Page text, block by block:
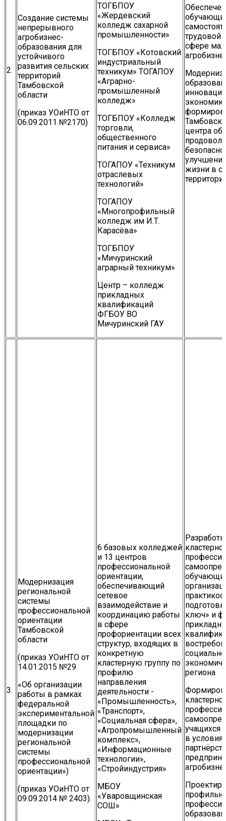
2.
Создание системы
непрерывного
агробизнес-
образования для
устойчивого
развития сельских
территорий
Тамбовской
области
(приказ УОиНТО от
06.09.2011 №2170)
ТОГБПОУ
«Жердевский
колледж сахарной
промышленности»
ТОГБПОУ «Котовский
индустриальный
техникум» ТОГАПОУ
«Аграрно-
промышленный
колледж»
ТОГБПОУ «Колледж
торговли,
общественного
питания и сервиса»
ТОГАПОУ «Техникум
отраслевых
технологий»
ТОГАПОУ
«Многопрофильный
колледж им И.Т.
Карасёва»
ТОГБПОУ
«Мичуринский
аграрный техникум»
Центр – колледж
прикладных
квалификаций
ФГБОУ ВО
Мичуринский ГАУ
трудовой
сфере
центра
жизни в
3.
Модернизация
региональной
системы
профессиональной
ориентации
Тамбовской
области
(приказ УОиНТО от
14.01.2015 №29
«Об организации
работы в рамках
федеральной
экспериментальной
площадки по
модернизации
региональной
системы
профессиональной
ориентации»)
(приказ УОиНТО от
09.09.2014 № 2403).
6 базовых колледжей
и 13 центров
профессиональной
ориентации,
обеспечивающий
сетевое
взаимодействие и
координацию работы
в сфере
профориентации всех
структур, входящих в
конкретную
кластерную группу по
профилю
направления
деятельности -
«Промышленность»,
«Транспорт»,
«Социальная сфера»,
«Агропромышленный
комплекс»,
«Информационные
технологии»,
«Стройиндустрия»
МБОУ
«Уваровщинская
СОШ»
ключ» и
региона
учащихся
в